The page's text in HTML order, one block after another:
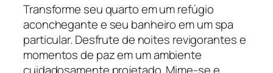
Transforme seu quarto em um refúgio
aconchegante e seu banheiro em um spa
particular. Desfrute de noites revigorantes e
momentos de paz em um ambiente
cuidadosamente projetado. Mime-se e